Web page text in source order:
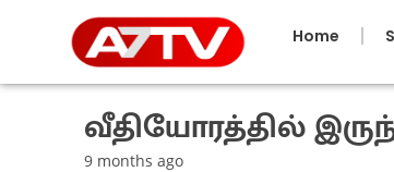
Home
வீதியோரத்தில்
9 months ago